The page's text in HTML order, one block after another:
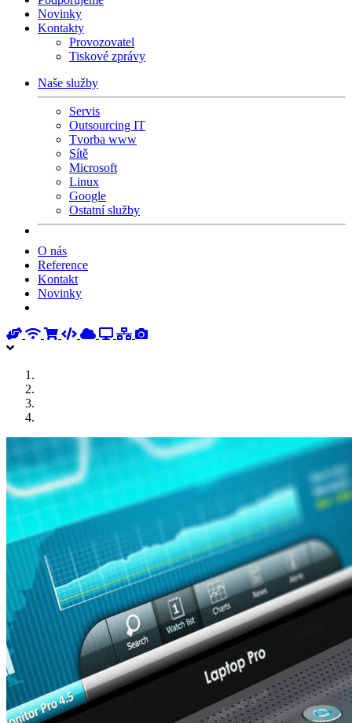
Novinky
Kontakty
Provozovatel
Tiskové zprávy
Naše služby
Servis
Outsourcing IT
Tvorba www
Sítě
Microsoft
Linux
Google
Ostatní služby
O nás
Reference
Kontakt
Novinky